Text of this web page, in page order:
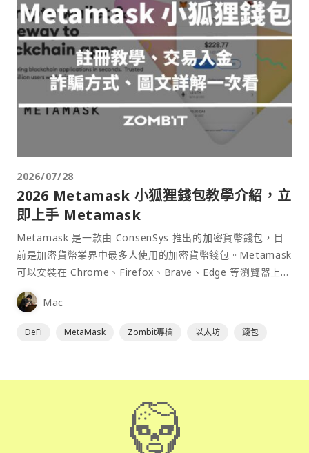
2026/07/28
2026 Metamask 小狐狸錢包教學介紹，立
即上手 Metamask
Metamask 是一款由 ConsenSys 推出的加密貨幣錢包，目
前是加密貨幣業界中最多人使用的加密貨幣錢包。Metamask
可以安裝在 Chrome、Firefox、Brave、Edge 等瀏覽器上作
為插件使用，具備許多功能且使用上非常方便。
Mac
DeFi MetaMask Zombit專欄 以太坊 錢包